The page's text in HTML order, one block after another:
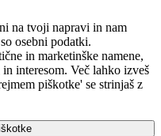
na tvoji napravi in ​​nam
osebni podatki.
in marketinške namene,
interesom. Več lahko izveš
piškotke' se strinjaš z